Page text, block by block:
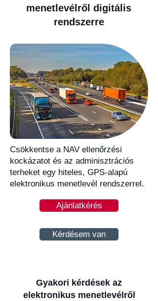
menetlevélről digitális
rendszerre
Csökkentse a NAV ellenőrzési
kockázatot és az adminisztrációs
terheket egy hiteles, GPS-alapú
elektronikus menetlevél rendszerrel.
Ajánlatkérés
Kérdésem van
Gyakori kérdések az
elektronikus menetlevélről